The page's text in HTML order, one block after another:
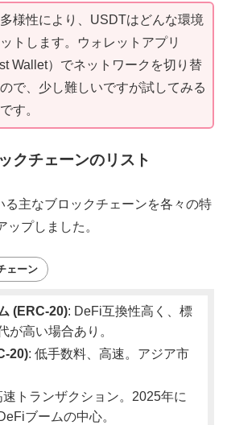
様性により、USDTはどんな環境
トします。ウォレットアプリ
Wallet）でネットワークを切り替
で、少し難しいですが試してみる
す。
クチェーンのリスト
る主なブロックチェーンを各々の特
プしました。
ェーン
(ERC-20): DeFi互換性高く、標
が高い場合あり。
20): 低手数料、高速。アジア市
速トランザクション。2025年に
ブームの中心。